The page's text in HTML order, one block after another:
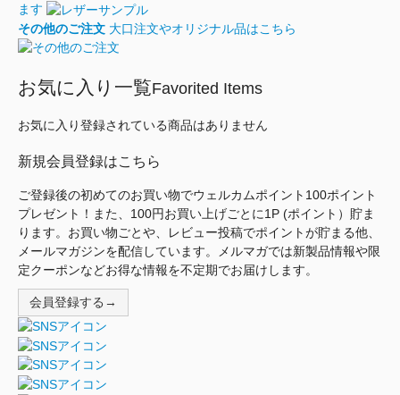
ます
その他のご注文 大口注文やオリジナル品はこちら
お気に入り一覧Favorited Items
お気に入り登録されている商品はありません
新規会員登録はこちら
ご登録後の初めてのお買い物でウェルカムポイント100ポイント
プレゼント！また、100円お買い上げごとに1P (ポイント）貯ま
ります。お買い物ごとや、レビュー投稿でポイントが貯まる他、
メールマガジンを配信しています。メルマガでは新製品情報や限
定クーポンなどお得な情報を不定期でお届けします。
会員登録する→